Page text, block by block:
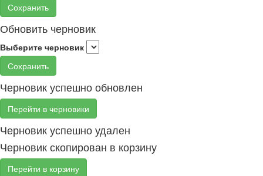
Сохранить
Обновить черновик
Выберите черновик
Сохранить
Черновик успешно обновлен
Перейти в черновики
Черновик успешно удален
Черновик скопирован в корзину
Перейти в корзину